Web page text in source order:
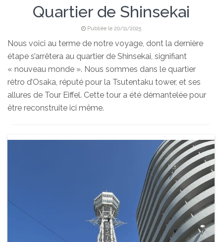
Quartier de Shinsekai
Publiée le 20/11/2025
Nous voici au terme de notre voyage, dont la dernière
étape s’arrêtera au quartier de Shinsekai, signifiant
« nouveau monde ». Nous sommes dans le quartier
rétro d’Osaka, réputé pour la Tsutentaku tower, et ses
allures de Tour Eiffel. Cette tour a été démantelée pour
être reconstruite ici même.